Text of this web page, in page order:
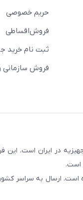
حریم خصوصی
فروش‌اقساطی
ثبت نام خرید
فروش سازمانی
مراکز خرید جهیزیه در ایران
است.
است. ارسال به سراسر